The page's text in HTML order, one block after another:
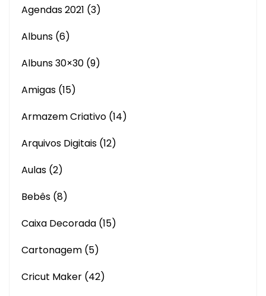
Agendas 2021 (3)
Albuns (6)
Albuns 30×30 (9)
Amigas (15)
Armazem Criativo (14)
Arquivos Digitais (12)
Aulas (2)
Bebês (8)
Caixa Decorada (15)
Cartonagem (5)
Cricut Maker (42)